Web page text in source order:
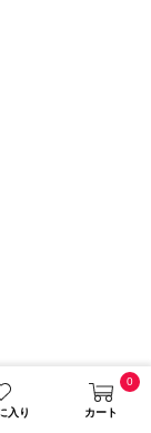
入り カート
0